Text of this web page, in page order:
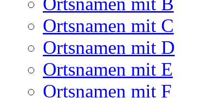
Ortsnamen mit C
Ortsnamen mit D
Ortsnamen mit E
Ortsnamen mit F